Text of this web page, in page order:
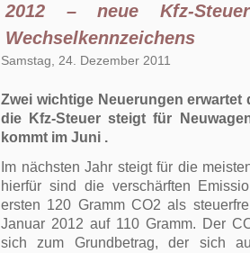
2012 – neue Kfz-
Wechselkennzeichens
Samstag, 24. Dezember 2011
Zwei wichtige Neuerungen
die Kfz-Steuer steigt für
kommt im Juni .
Im nächsten Jahr steigt für die
hierfür sind die verschärften
ersten 120 Gramm CO2 als
Januar 2012 auf 110 Gramm. Der
sich zum Grundbetrag, der sich